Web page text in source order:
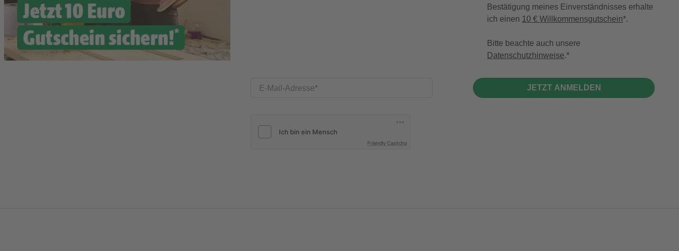
E-Mail-Adresse
Friendly Captcha
Bestätigung meines Einverständnisses erhalte
ich einen 10 € Willkommensgutschein*.
Bitte beachte auch unsere
Datenschutzhinweise.
JETZT ANMELDEN